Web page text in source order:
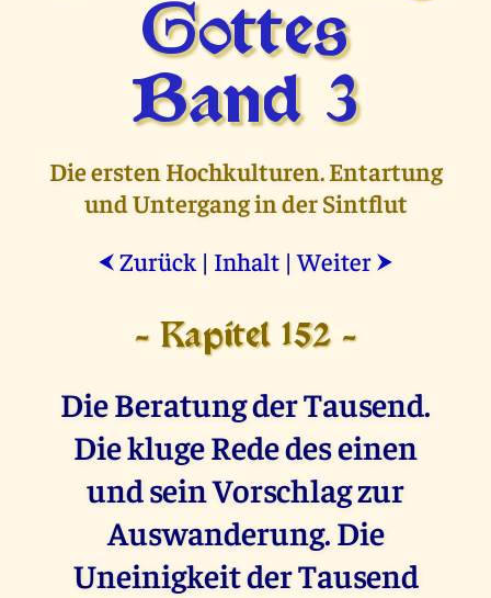
Gottes
Band 3
Die ersten Hochkulturen. Entartung
und Untergang in der Sintflut
⮜ Zurück | Inhalt |Weiter ⮞
- Kapitel 152 -
Die Beratung der Tausend.
Die kluge Rede des einen
und sein Vorschlag zur
Auswanderung. Die
Uneinigkeit der Tausend